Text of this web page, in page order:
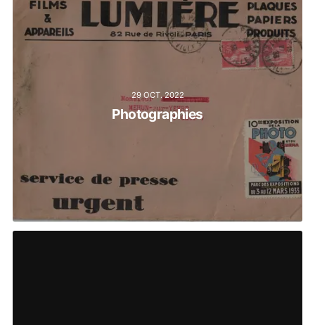
29 OCT. 2022
Photographies